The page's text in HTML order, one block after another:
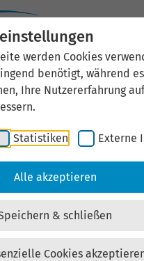
werden Cookies
benötigt, während
Ihre Nutzererfahrung
Statistiken Externe
Alle akzeptieren
& schließen
Cookies
Externen Inhalt laden
verwenden auf unserer
externe Inhalte, um Ihnen
Informationen
Einige externe
Google Maps, Youtube)
persönliche Daten (z.B. IP-
Bestätigung erklären Sie